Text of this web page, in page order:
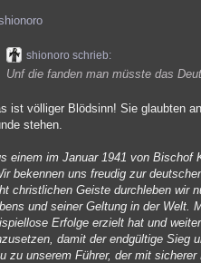
shionoro schrieb:
Unf die fanden man müsste das
ist völliger Blödsinn! Sie glaubten
stehen.
einem im Januar 1941 von Bischof
bekennen uns freudig zur
christlichen Geiste durchleben wir
und seiner Geltung in der Welt.
Erfolge erzielt hat und
damit der endgültige Sieg
zu unserem Führer, der mit